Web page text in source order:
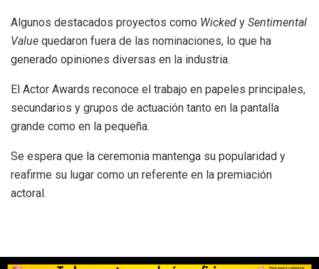
Algunos destacados proyectos como Wicked y Sentimental
Value quedaron fuera de las nominaciones, lo que ha
generado opiniones diversas en la industria.
El Actor Awards reconoce el trabajo en papeles principales,
secundarios y grupos de actuación tanto en la pantalla
grande como en la pequeña.
Se espera que la ceremonia mantenga su popularidad y
reafirme su lugar como un referente en la premiación
actoral.